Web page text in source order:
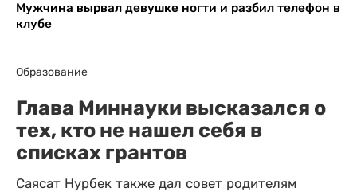
Мужчина вырвал девушке ногти и разбил телефон в
клубе
Образование
Глава Миннауки высказался о
тех, кто не нашел себя в
списках грантов
Саясат Нурбек также дал совет родителям